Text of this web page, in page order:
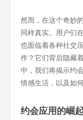
然而，在这个奇妙
同样真实。用户们
也面临着各种社交
作？它们背后隐藏
中，我们将揭示约
情感生活，以及如
约会应用的崛起